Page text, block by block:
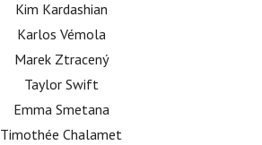
Kim Kardashian
Karlos Vémola
Marek Ztracený
Taylor Swift
Emma Smetana
Timothée Chalamet